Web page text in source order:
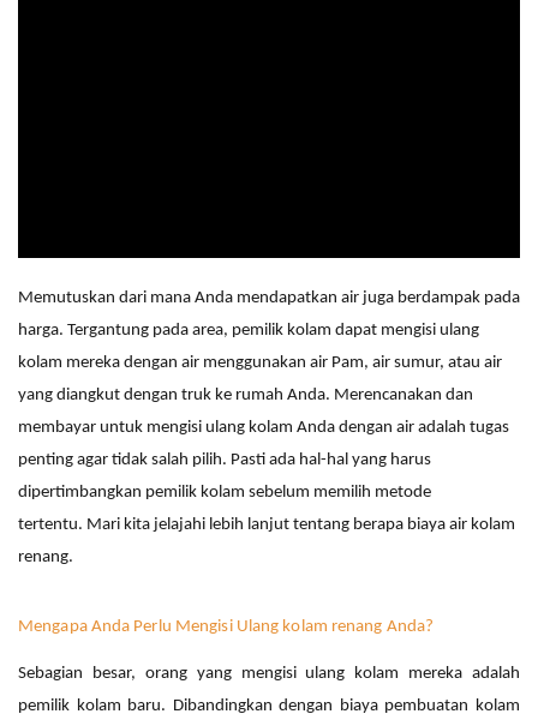
Memutuskan dari mana Anda mendapatkan air juga berdampak pada
harga. Tergantung pada area, pemilik kolam dapat mengisi ulang
kolam mereka dengan air menggunakan air Pam, air sumur, atau air
yang diangkut dengan truk ke rumah Anda. Merencanakan dan
membayar untuk mengisi ulang kolam Anda dengan air adalah tugas
penting agar tidak salah pilih. Pasti ada hal-hal yang harus
dipertimbangkan pemilik kolam sebelum memilih metode
tertentu. Mari kita jelajahi lebih lanjut tentang berapa biaya air kolam
renang.
Mengapa Anda Perlu Mengisi Ulang kolam renang Anda?
Sebagian besar, orang yang mengisi ulang kolam mereka adalah
pemilik kolam baru. Dibandingkan dengan biaya pembuatan kolam